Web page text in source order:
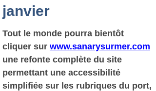
janvier
Tout le monde pourra bientôt
cliquer sur www.sanarysurmer.com
une refonte complète du site
permettant une accessibilité
simplifiée sur les rubriques du port,